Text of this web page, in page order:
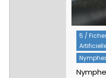
5 / Fiches
Artificielles
Nymphes À
Nymphe